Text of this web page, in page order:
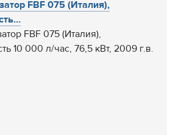
FBF 075 (Италия),
FBF 075 (Италия),
10 000 л/час, 76,5 кВт, 2009 г.в.